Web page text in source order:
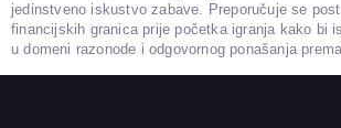
jedinstveno iskustvo zabave. Preporučuje se
financijskih granica prije početka igranja kako bi
u domeni razonode i odgovornog ponašanja